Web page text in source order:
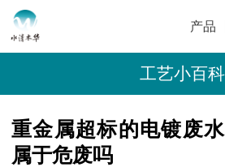
产品
工艺小百科
重金属超标的电镀废
属于危废吗